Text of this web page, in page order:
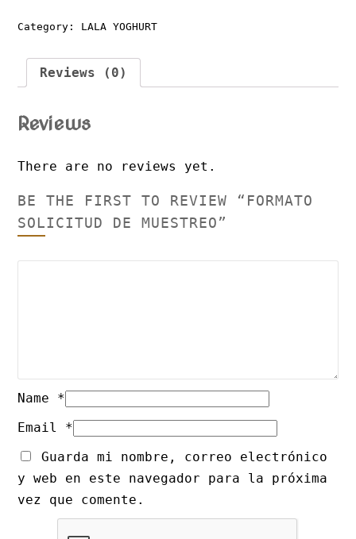
Category: LALA YOGHURT
Reviews (0)
Reviews
There are no reviews yet.
BE THE FIRST TO REVIEW “FORMATO
SOLICITUD DE MUESTREO”
Name *
Email *
Guarda mi nombre, correo electrónico
y web en este navegador para la próxima
vez que comente.